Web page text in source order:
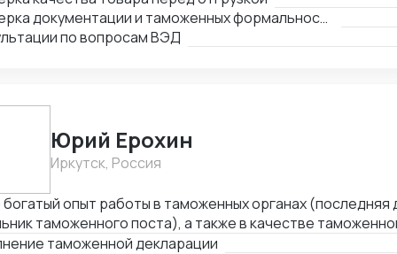
аналитическое мышление. Готова к
Нацелена на стабильное и взаимовыгодное
нормам. - Консультации по вопросам импорта и
Проверка документации и таможенных формальностей
по вопросам ВЭД
Юрий Ерохин
Иркутск, Россия
опыт работы в таможенных органах (последняя
таможенного поста), а также в качестве
образования - таможенное дело и юриспруденция.
таможенной декларации